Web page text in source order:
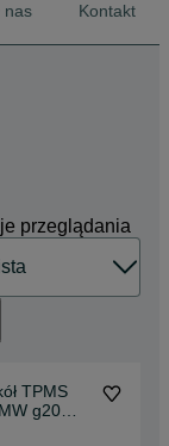
nas Kontakt
przeglądania
TPMS
g20